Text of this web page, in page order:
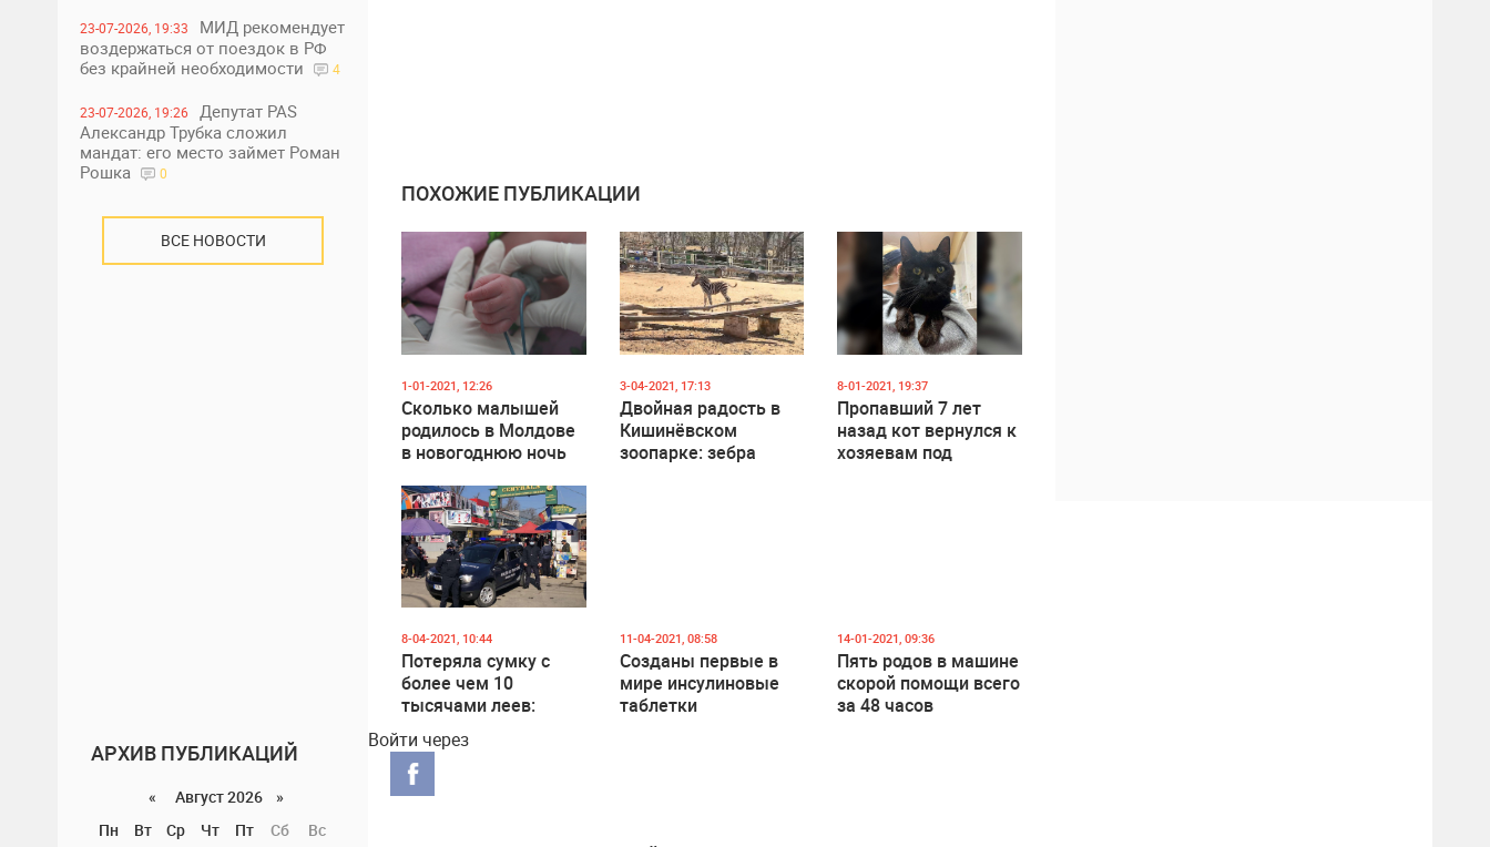
23-07-2026, 19:33
МИД рекомендует
воздержаться от поездок в РФ
без крайней необходимости
4
23-07-2026, 19:26
Депутат PAS
Александр Трубка сложил
мандат: его место займет Роман
Рошка
0
ВСЕ НОВОСТИ
АРХИВ ПУБЛИКАЦИЙ
«
Август 2026 »
Пн
Вт Ср Чт Пт Сб
Вс
ПОХОЖИЕ ПУБЛИКАЦИИ
1-01-2021, 12:26
Сколько малышей
родилось в Молдове
в новогоднюю ночь
3-04-2021, 17:13
Двойная радость в
Кишинёвском
зоопарке: зебра
8-01-2021, 19:37
Пропавший 7 лет
назад кот вернулся к
хозяевам под
8-04-2021, 10:44
Потеряла сумку с
более чем 10
тысячами леев:
вернули имущество
владелице
11-04-2021, 08:58
Созданы первые в
мире инсулиновые
таблетки
14-01-2021, 09:36
Пять родов в машине
скорой помощи всего
за 48 часов
Войти через